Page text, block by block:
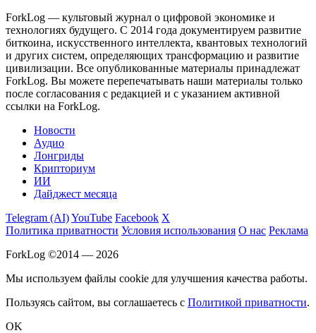
ForkLog — культовый журнал о цифровой экономике и
технологиях будущего. С 2014 года документируем развитие
биткоина, искусственного интеллекта, квантовых технологий
и других систем, определяющих трансформацию и развитие
цивилизации. Все опубликованные материалы принадлежат
ForkLog. Вы можете перепечатывать наши материалы только
после согласования с редакцией и с указанием активной
ссылки на ForkLog.
Новости
Аудио
Лонгриды
Крипториум
ИИ
Дайджест месяца
Telegram (AI)YouTube Facebook X
Политика приватности Условия использования О нас Реклама
ForkLog ©2014 — 2026
Мы используем файлы cookie для улучшения качества работы.
Пользуясь сайтом, вы соглашаетесь с Политикой приватности.
OK